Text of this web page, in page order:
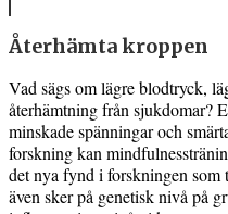
Återhämta kroppen
Vad sägs om lägre blodtryck,
återhämtning från sjukdomar?
minskade spänningar och
forskning kan
det nya fynd i forskningen
även sker på genetisk nivå på